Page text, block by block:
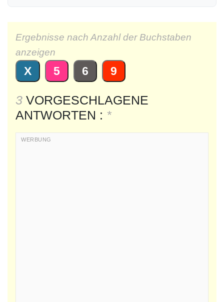
Ergebnisse nach Anzahl der Buchstaben
anzeigen
X 5 6 9
3 VORGESCHLAGENE
ANTWORTEN : *